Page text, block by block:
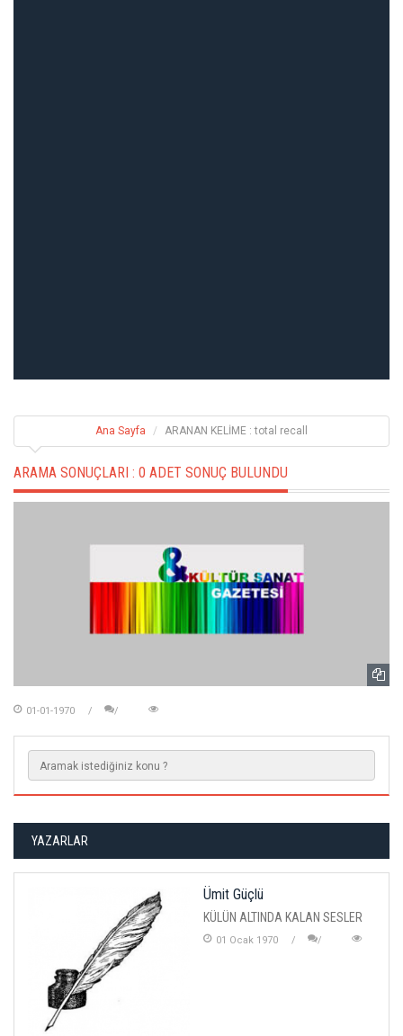
Ana Sayfa ARANAN KELİME : total recall
ARAMA SONUÇLARI : 0 ADET SONUÇ BULUNDU
01-01-1970
YAZARLAR
Ümit Güçlü
KÜLÜN ALTINDA KALAN SESLER
01 Ocak 1970